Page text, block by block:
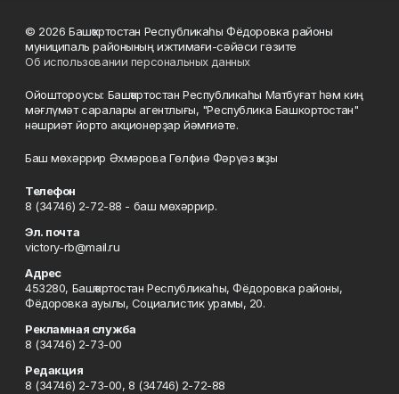
© 2026 Башҡортостан Республикаһы Фёдоровка районы
муниципаль районының ижтимағи-сәйәси гәзите
Об использовании персональных данных
Ойоштороусы: Башҡортостан Республикаһы Матбуғат һәм киң
мәғлүмәт саралары агентлығы, "Республика Башкортостан"
нәшриәт йорто акционерҙар йәмғиәте.
Баш мөхәррир Әхмәрова Гөлфиә Фәрүәз ҡыҙы
Телефон
8 (34746) 2-72-88 - баш мөхәррир.
Эл. почта
victory-rb@mail.ru
Адрес
453280, Башҡортостан Республикаһы, Фёдоровка районы,
Фёдоровка ауылы, Социалистик урамы, 20.
Рекламная служба
8 (34746) 2-73-00
Редакция
8 (34746) 2-73-00, 8 (34746) 2-72-88